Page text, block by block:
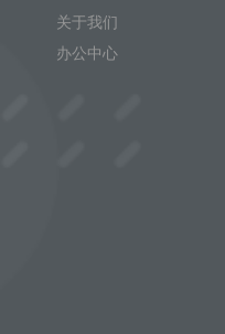
关于我们
办公中心